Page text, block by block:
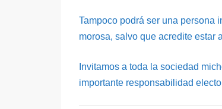
Tampoco podrá ser una persona
morosa, salvo que acredite estar
Invitamos a toda la sociedad
importante responsabilidad